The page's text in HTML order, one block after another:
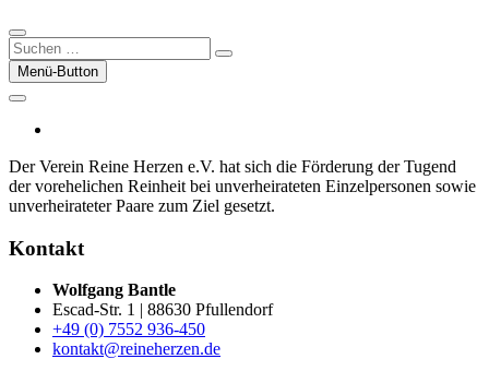
Suchen
…Menü-Button
Der Verein Reine Herzen e.V. hat sich die För­der­ung der Tugend
der vor­ehelichen Rein­heit bei un­ver­heirateten Einzel­per­sonen sowie
un­ver­heirateter Paare zum Ziel gesetzt.
Kontakt
Wolfgang Bantle
Escad-Str. 1 | 88630 Pfullendorf
+49 (0) 7552 936-450
kontakt@reineherzen.de